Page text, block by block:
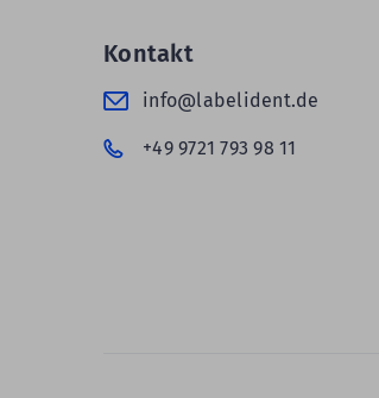
Kontakt
info@labelident.de
+49 9721 793 98 11